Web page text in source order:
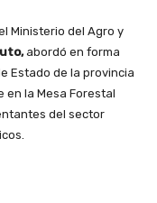
Ministerio del Agro y
abordó en forma
Estado de la provincia
en la Mesa Forestal
del sector